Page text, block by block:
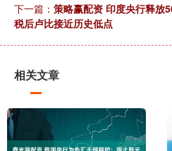
下一篇： 策略赢配资 印度央行释放
税后卢比接近历史低点
相关文章